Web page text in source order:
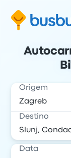
Origem
Destino
Data